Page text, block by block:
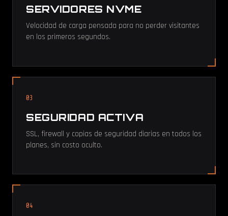
SERVIDORES NVME
Velocidad de carga pensada para no perder visitantes
en los primeros segundos.
03
SEGURIDAD ACTIVA
SSL, firewall y copias de seguridad diarias en todos los
planes, sin costo oculto.
04